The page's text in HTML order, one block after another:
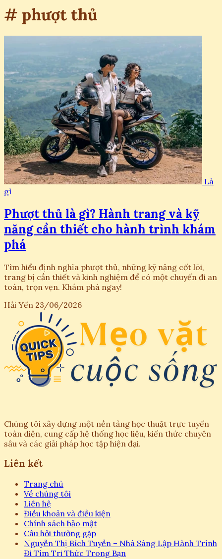
# phượt thủ
Là
gì
Phượt thủ là gì? Hành trang và kỹ
năng cần thiết cho hành trình khám
phá
Tìm hiểu định nghĩa phượt thủ, những kỹ năng cốt lõi,
trang bị cần thiết và kinh nghiệm để có một chuyến đi an
toàn, trọn vẹn. Khám phá ngay!
Hải Yến 23/06/2026
Chúng tôi xây dựng một nền tảng học thuật trực tuyến
toàn diện, cung cấp hệ thống học liệu, kiến thức chuyên
sâu và các giải pháp học tập hiện đại.
Liên kết
Trang chủ
Về chúng tôi
Liên hệ
Điều khoản và điều kiện
Chính sách bảo mật
Câu hỏi thường gặp
Nguyễn Thị Bích Tuyền – Nhà Sáng Lập Hành Trình
Đi Tìm Tri Thức Trong Bạn